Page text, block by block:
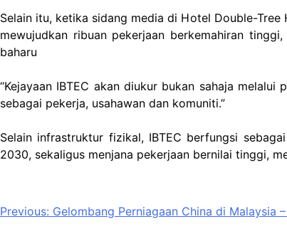
Selain itu, ketika sidang media di Hotel Double-Tree
mewujudkan ribuan pekerjaan berkemahiran
baharu
“Kejayaan IBTEC akan diukur bukan sahaja
sebagai pekerja, usahawan dan komuniti.”
Selain infrastruktur fizikal, IBTEC berfungsi
2030, sekaligus menjana pekerjaan bernilai tinggi,
Post
Previous: Gelombang Perniagaan China di Malaysia –